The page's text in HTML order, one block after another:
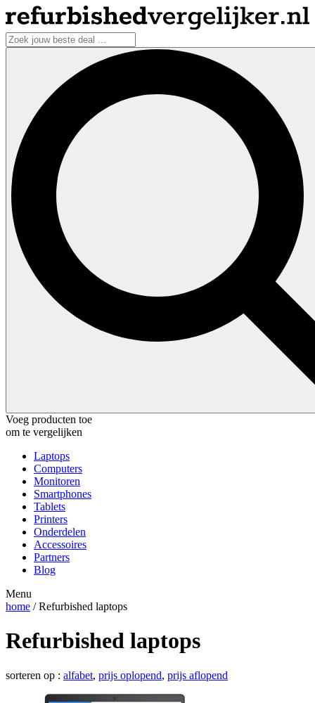
Voeg producten toe
om te vergelijken
Laptops
Computers
Monitoren
Smartphones
Tablets
Printers
Onderdelen
Accessoires
Partners
Blog
Menu
home / Refurbished laptops
Refurbished laptops
sorteren op : alfabet, prijs oplopend, prijs aflopend